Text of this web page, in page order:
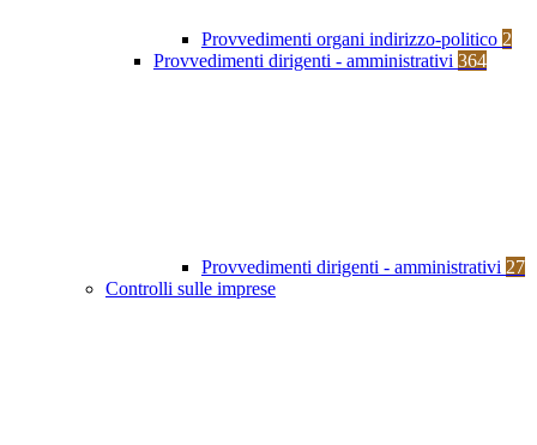
Provvedimenti organi indirizzo-politico 2
Provvedimenti dirigenti - amministrativi 364
Provvedimenti dirigenti - amministrativi 27
Controlli sulle imprese